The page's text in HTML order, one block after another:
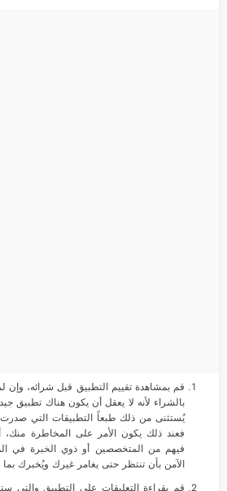
قم بمشاهدة تقييم التطبيق قبل شرائه، وإن
بالشراء لأنه لا يعقل أن يكون هناك تطبيق
يُستثنى من ذلك طبعاً التطبيقات التي صدرت
فعند ذلك يكون الأمر على المخاطرة
فيهم من المتخصصين أو ذوي الخبرة في
الآمن بأن تنتظر حتى يغامر غيرك ويُخبرك